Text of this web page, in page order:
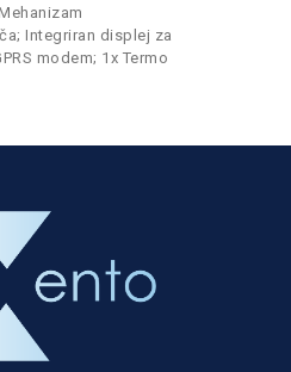
Integriran displej za
modem; 1x Termo